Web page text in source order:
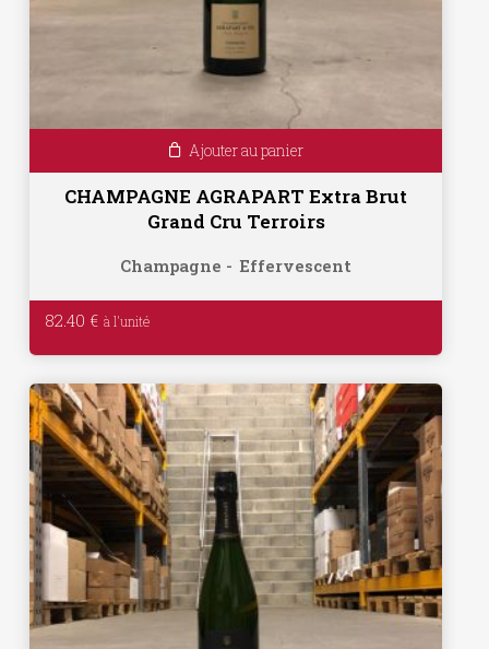
Ajouter au panier
CHAMPAGNE AGRAPART Extra Brut
Grand Cru Terroirs
Champagne Effervescent
82.40 €